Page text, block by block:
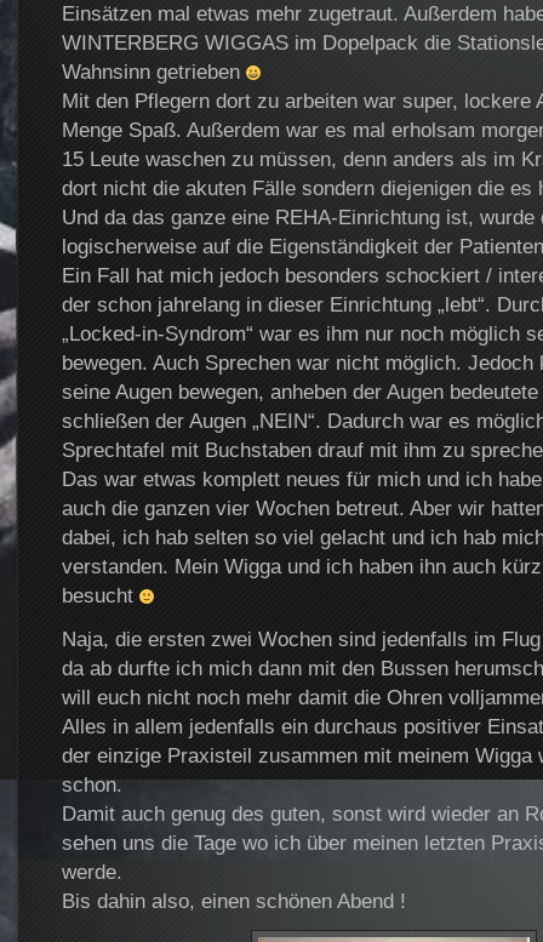
Einsätzen mal etwas mehr zugetraut. Außerdem
WINTERBERG WIGGAS im Dopelpack die
Wahnsinn getrieben
Mit den Pflegern dort zu arbeiten war super, lockere
Menge Spaß. Außerdem war es mal erholsam
15 Leute waschen zu müssen, denn anders als im
dort nicht die akuten Fälle sondern diejenigen die es
Und da das ganze eine REHA-Einrichtung ist, wurde
logischerweise auf die Eigenständigkeit der
Ein Fall hat mich jedoch besonders schockiert /
der schon jahrelang in dieser Einrichtung „lebt“.
„Locked-in-Syndrom“ war es ihm nur noch möglich
bewegen. Auch Sprechen war nicht möglich. Jedoch
seine Augen bewegen, anheben der Augen bedeutete
schließen der Augen „NEIN“. Dadurch war es
Sprechtafel mit Buchstaben drauf mit ihm zu
Das war etwas komplett neues für mich und ich
auch die ganzen vier Wochen betreut. Aber wir
dabei, ich hab selten so viel gelacht und ich hab
verstanden. Mein Wigga und ich haben ihn auch
besucht
Naja, die ersten zwei Wochen sind jedenfalls im
da ab durfte ich mich dann mit den Bussen
will euch nicht noch mehr damit die Ohren
Alles in allem jedenfalls ein durchaus positiver
der einzige Praxisteil zusammen mit meinem Wigga
schon.
Damit auch genug des guten, sonst wird wieder an
sehen uns die Tage wo ich über meinen letzten
werde.
Bis dahin also, einen schönen Abend !